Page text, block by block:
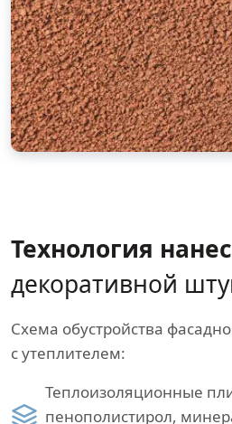
Технология
декоративной
Схема обустройства
с утеплителем:
Теплоизоляционные
пенополистирол,